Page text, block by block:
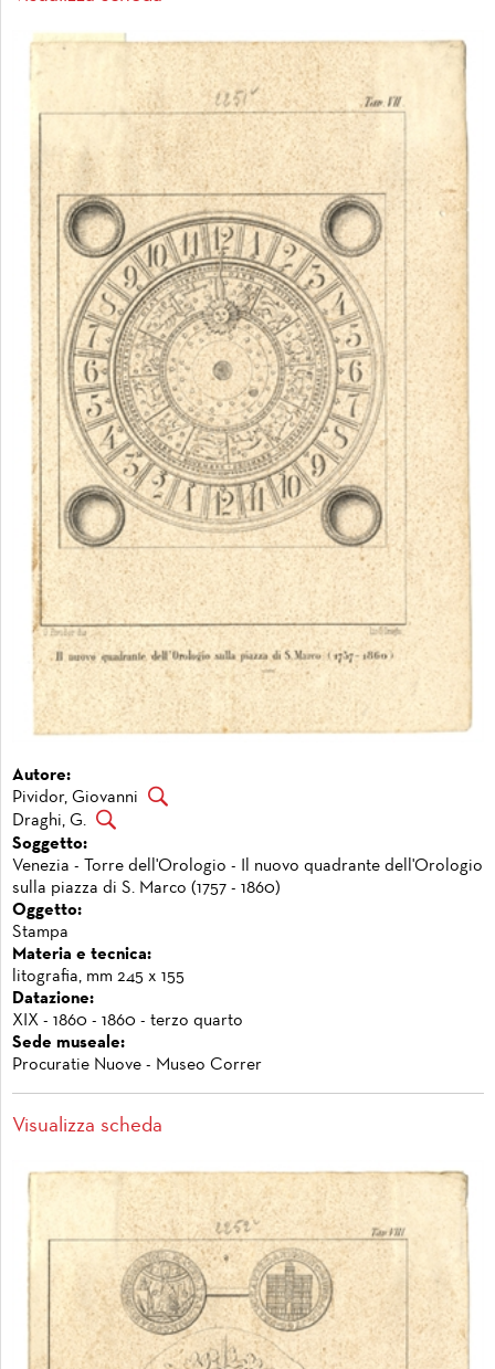
Autore:
Pividor, Giovanni
Draghi, G.
Soggetto:
Venezia - Torre dell'Orologio - Il nuovo quadrante dell'Orologio
sulla piazza di S. Marco (1757 - 1860)
Oggetto:
Stampa
Materia e tecnica:
litografia, mm 245 x 155
Datazione:
XIX - 1860 - 1860 - terzo quarto
Sede museale:
Procuratie Nuove - Museo Correr
Visualizza scheda